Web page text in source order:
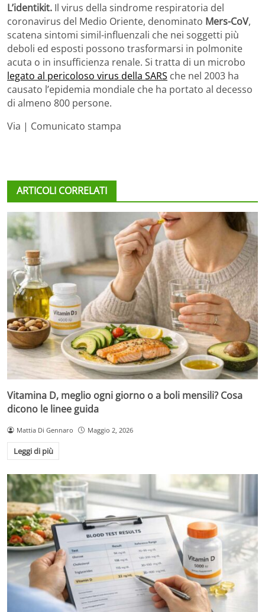
L’identikit. Il virus della sindrome respiratoria del
coronavirus del Medio Oriente, denominato Mers-CoV,
scatena sintomi simil-influenzali che nei soggetti più
deboli ed esposti possono trasformarsi in polmonite
acuta o in insufficienza renale. Si tratta di un microbo
legato al pericoloso virus della SARS che nel 2003 ha
causato l’epidemia mondiale che ha portato al decesso
di almeno 800 persone.
Via | Comunicato stampa
ARTICOLI CORRELATI
Vitamina D, meglio ogni giorno o a boli mensili? Cosa
dicono le linee guida
Mattia Di Gennaro Maggio 2, 2026
Leggi di più